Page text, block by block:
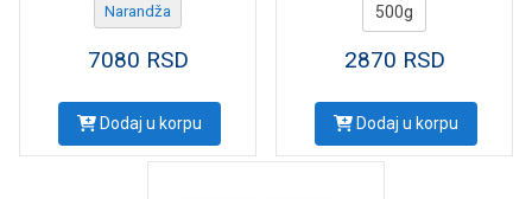
Narandža
7080 RSD
Dodaj u korpu
500g
2870 RSD
Dodaj u korpu